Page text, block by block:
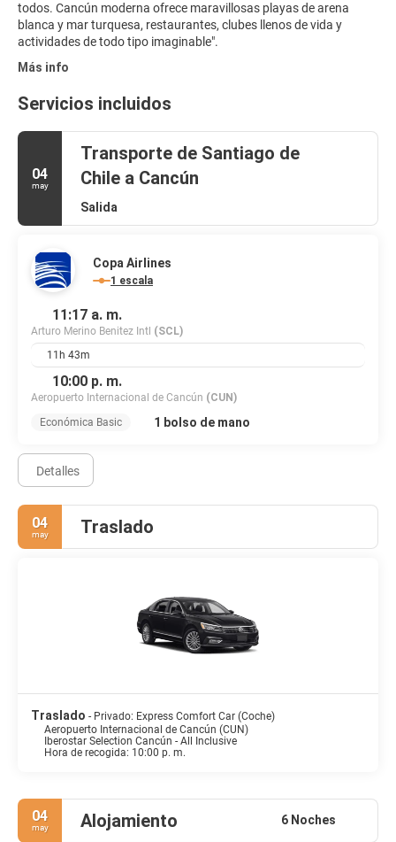
todos. Cancún moderna ofrece maravillosas playas de arena
blanca y mar turquesa, restaurantes, clubes llenos de vida y
Más info
Servicios incluidos
04
may
Transporte de Santiago de
Chile a Cancún
Salida
Copa Airlines
1 escala
11:17 a. m.
Arturo Merino Benitez Intl (SCL)
11h 43m
10:00 p. m.
Aeropuerto Internacional de Cancún (CUN)
Económica Basic
1 bolso de mano
Detalles
04
may Traslado
Traslado - Privado: Express Comfort Car (Coche)
Aeropuerto Internacional de Cancún (CUN)
Iberostar Selection Cancún - All Inclusive
Hora de recogida: 10:00 p. m.
04
may Alojamiento 6 Noches